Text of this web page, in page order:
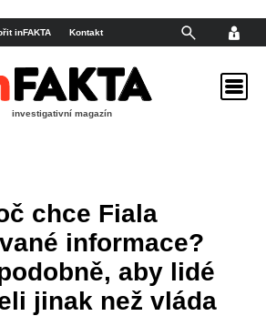
chce Fiala
informace?
aby lidé
jinak než vláda
investigativní magazín
inFAKTA Kontakt